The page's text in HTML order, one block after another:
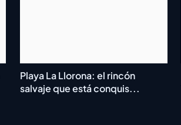
Playa La Llorona: el rincón
salvaje que está conquis...